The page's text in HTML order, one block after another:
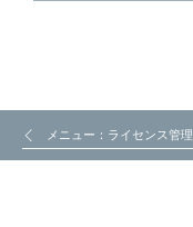
メニュー：ライセンス管理